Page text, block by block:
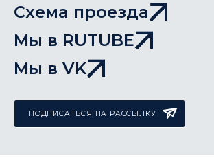
Схема проезда
Мы в RUTUBE
Мы в VK
ПОДПИСАТЬСЯ НА РАССЫЛКУ